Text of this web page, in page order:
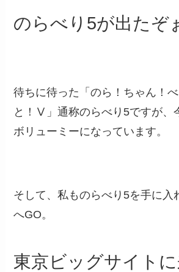
のらべり5が出たぞ
待ちに待った「のら！ちゃん！
と！Ⅴ 」通称のらべり5ですが、
ボリューミーになっています。
そして、私ものらべり5を手に入
へGO。
東京ビッグサイト